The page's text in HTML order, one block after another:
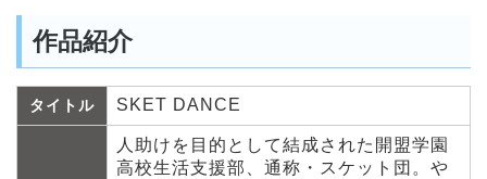
作品紹介
タイトル SKET DANCE
人助けを目的として結成された開盟学園
高校生活支援部、通称・スケット団。や